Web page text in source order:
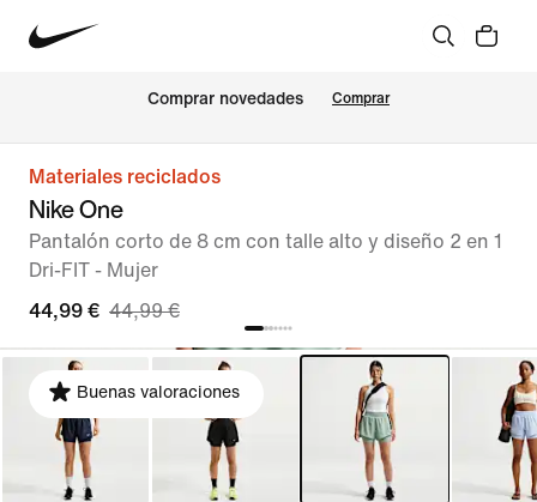
Comprar novedades Comprar
Materiales reciclados
Nike One
Pantalón corto de 8 cm con talle alto y diseño 2 en 1
Dri-FIT - Mujer
44,99 € 44,99 €
Buenas valoraciones